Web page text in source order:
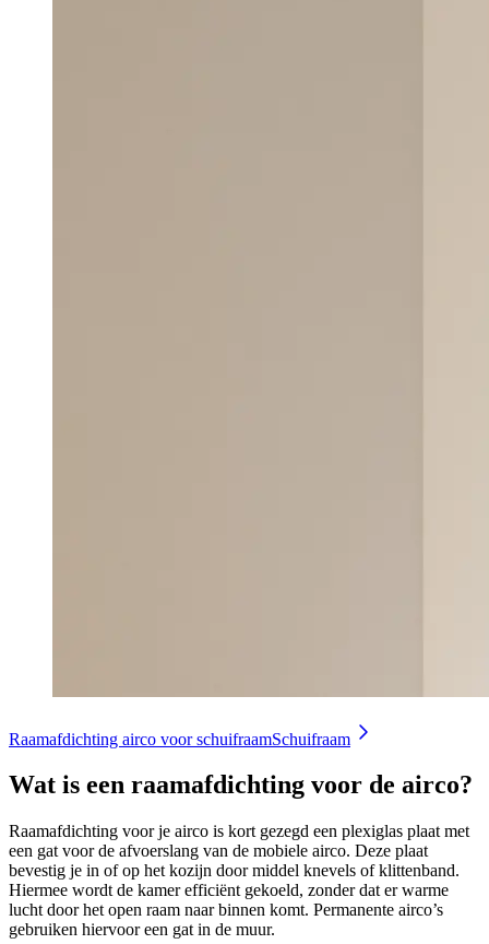
Raamafdichting airco voor schuifraamSchuifraam
Wat is een raamafdichting voor de airco?
Raamafdichting voor je airco is kort gezegd een plexiglas plaat met
een gat voor de afvoerslang van de mobiele airco. Deze plaat
bevestig je in of op het kozijn door middel knevels of klittenband.
Hiermee wordt de kamer efficiënt gekoeld, zonder dat er warme
lucht door het open raam naar binnen komt. Permanente airco’s
gebruiken hiervoor een gat in de muur.